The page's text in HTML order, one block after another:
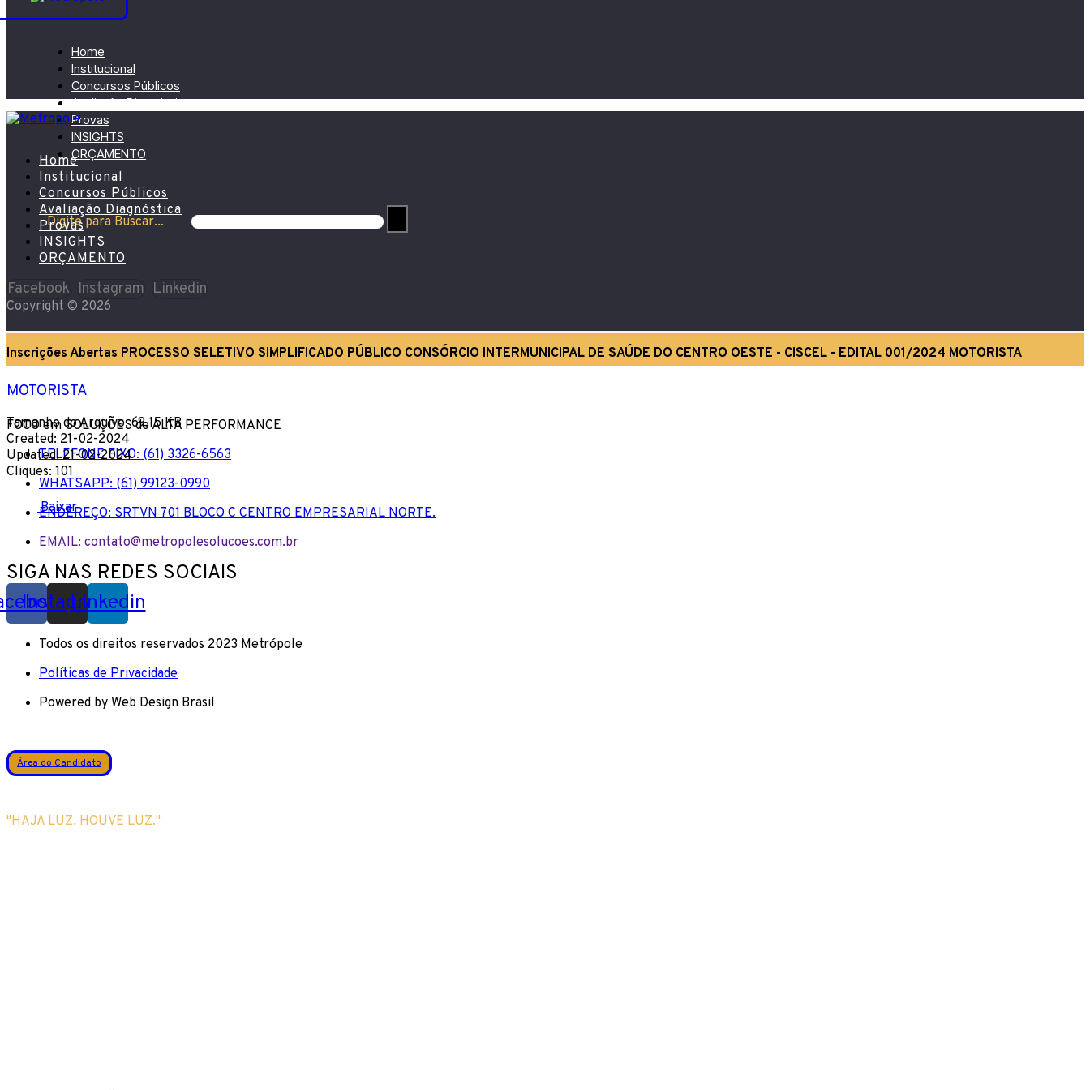
Home
Institucional
Concursos Públicos
Avaliação Diagnóstica
Provas
INSIGHTS
ORÇAMENTO
Digite para Buscar...
FOCO em SOLUÇÕES de ALTA PERFORMANCE
TELEFONE FIXO: (61) 3326-6563
WHATSAPP: (61) 99123-0990
ENDEREÇO: SRTVN 701 BLOCO C CENTRO EMPRESARIAL NORTE.
EMAIL: contato@metropolesolucoes.com.br
SIGA NAS REDES SOCIAIS
Instagram
Linkedin
Todos os direitos reservados 2023 Metrópole
Políticas de Privacidade
Powered by Web Design Brasil
Área do Candidato
"HAJA LUZ. HOUVE LUZ."
Home
Institucional
Concursos Públicos
Avaliação Diagnóstica
Provas
INSIGHTS
ORÇAMENTO
Facebook Instagram Linkedin
Copyright © 2026
Inscrições Abertas PROCESSO SELETIVO SIMPLIFICADO PÚBLICO CONSÓRCIO INTERMUNICIPAL DE SAÚDE DO CENTRO OESTE - CISCEL - EDITAL 001/2024 MOTORISTA
MOTORISTA
Tamanho do Arquivo: 69.15 KB
Created: 21-02-2024
Updated: 21-02-2024
Cliques: 101
Baixar